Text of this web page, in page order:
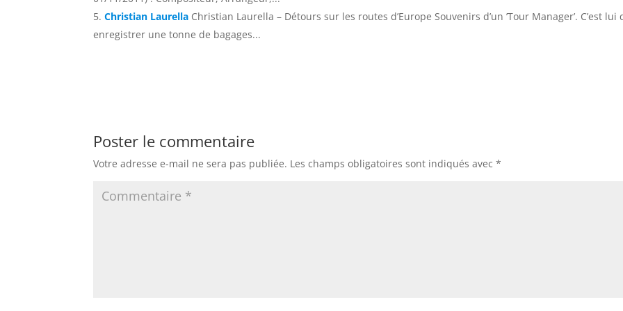
Christian Laurella Christian Laurella – Détours sur les routes d’Europe Souvenirs d’un ’Tour Manager’. C’est lui
enregistrer une tonne de bagages...
Poster le commentaire
Votre adresse e-mail ne sera pas publiée. Les champs obligatoires sont indiqués avec*